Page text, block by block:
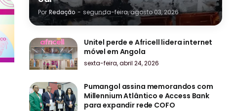
Por Redação - segunda-feira, agosto 03, 2026
Unitel perde e Africell lidera internet
móvel em Angola
sexta-feira, abril 24, 2026
Pumangol assina memorandos com
Millennium Atlântico e Access Bank
para expandir rede COFO